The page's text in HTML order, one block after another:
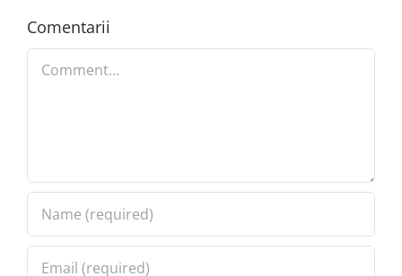
Comentarii
Comment